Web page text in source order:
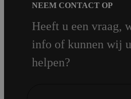
NEEM CONTACT OP
Heeft u een vraag,
info of kunnen wij
helpen?